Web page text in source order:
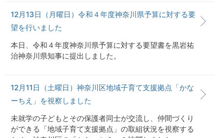
12月13日（月曜日）令和４年度神奈川県予算に対する要
望を行いました
本日、令和４年度神奈川県予算に対する要望書を黒岩祐
治神奈川県知事に提出しました。
12月11日（土曜日）神奈川区地域子育て支援拠点「かな
ーちえ」を視察しました
未就学の子どもとその保護者同士が交流し、仲間づくり
ができる「地域子育て支援拠点」の取組状況を視察する